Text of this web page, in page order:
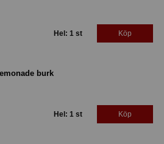
Hel: 1 st Köp
burk
Hel: 1 st Köp